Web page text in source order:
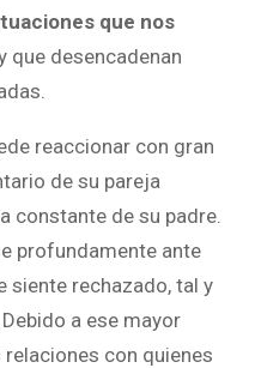
que nos
que desencadenan
reaccionar con gran
de su pareja
constante de su padre.
profundamente ante
siente rechazado, tal y
a ese mayor
con quienes